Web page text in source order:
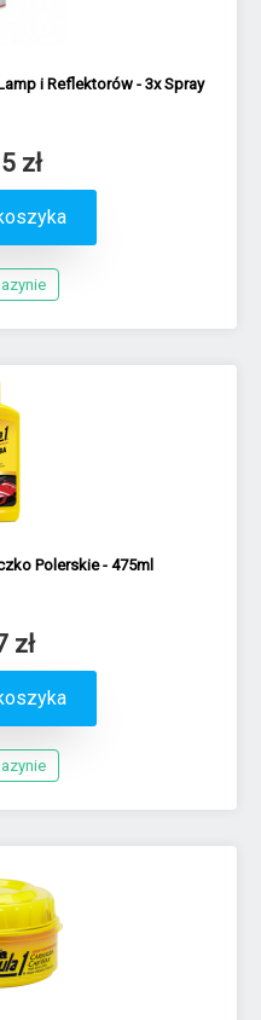
i Reflektorów - 3x Spray
zł
Polerskie - 475ml
zł